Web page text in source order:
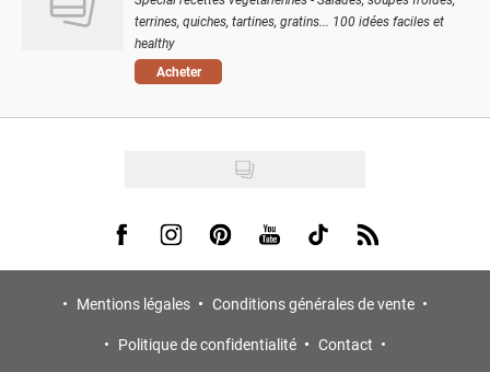
terrines, quiches, tartines, gratins... 100 idées faciles et
healthy
Acheter
Visit us on Facebook
Visit us on Instagram
Visit us on Pinterest
Visit us on Youtube
Visit us on Tiktok
Visit us on Rss
Mentions légales
Conditions générales de vente
Politique de confidentialité
Contact